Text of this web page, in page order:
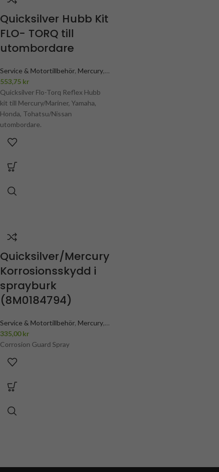
Quicksilver Hubb Kit
FLO- TORQ till
utombordare
Service & Motortillbehör, Mercury,
Mercury propellertillbehör
propellrar
553,75 kr
Quicksilver Flo-Torq Reflex Hubb
kit till Mercury/Mariner, Yamaha,
Honda, Tohatsu/Nissan
utombordare.
Quicksilver/Mercury
Korrosionsskydd i
sprayburk
(8M0184794)
Service & Motortillbehör, Mercury,
Mercury spray & behandlingar
Övriga Service & Motortillbehör
335,00kr
Corrosion Guard Spray